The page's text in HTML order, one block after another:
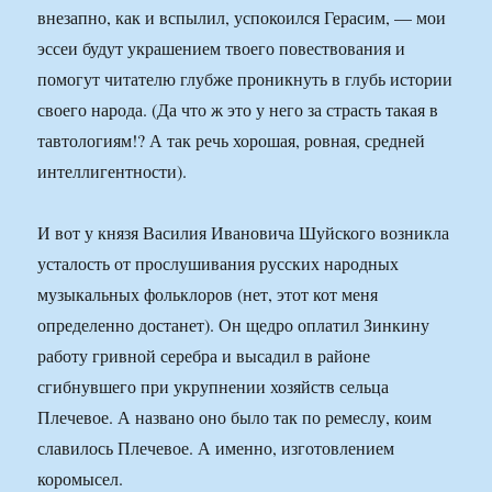
внезапно, как и вспылил, успокоился Герасим, — мои
эссеи будут украшением твоего повествования и
помогут читателю глубже проникнуть в глубь истории
своего народа. (Да что ж это у него за страсть такая в
тавтологиям!? А так речь хорошая, ровная, средней
интеллигентности).
И вот у князя Василия Ивановича Шуйского возникла
усталость от прослушивания русских народных
музыкальных фольклоров (нет, этот кот меня
определенно достанет). Он щедро оплатил Зинкину
работу гривной серебра и высадил в районе
сгибнувшего при укрупнении хозяйств сельца
Плечевое. А названо оно было так по ремеслу, коим
славилось Плечевое. А именно, изготовлением
коромысел.